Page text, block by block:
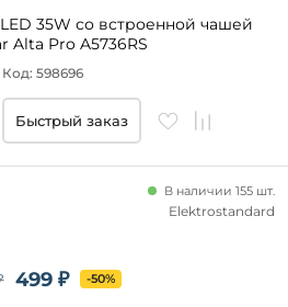
35W со встроенной чашей
Alta Pro A5736RS
Код: 598696
Быстрый заказ
499 ₽ -50%
В наличии 155 шт.
Elektrostandard